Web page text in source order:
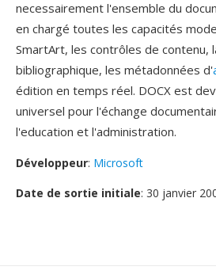
necessairement l'ensemble du
en chargé toutes les capacités
SmartArt, les contrôles de contenu,
bibliographique, les métadonnées d'
édition en temps réel. DOCX est
universel pour l'échange
l'education et l'administration.
Développeur: Microsoft
Date de sortie initiale: 30 janvier